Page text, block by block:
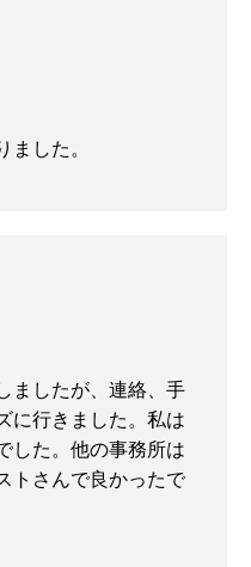
ました。
ましたが、連絡、手
に行きました。私は
した。他の事務所は
トさんで良かったで